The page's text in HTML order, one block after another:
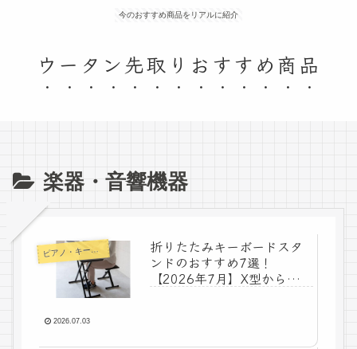
今のおすすめ商品をリアルに紹介
ウータン先取りおすすめ商品
楽器・音響機器
ピ
アノ・キーボード
折りたたみキーボードスタ
ンドのおすすめ7選！
【2026年7月】X型から椅子
2026.07.03